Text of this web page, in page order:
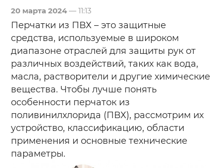
20 марта 2024 — 11:13
Перчатки из ПВХ – это защитные
средства, используемые в широком
диапазоне отраслей для защиты рук от
различных воздействий, таких как вода,
масла, растворители и другие химические
вещества. Чтобы лучше понять
особенности перчаток из
поливинилхлорида (ПВХ), рассмотрим их
устройство, классификацию, области
применения и основные технические
параметры.